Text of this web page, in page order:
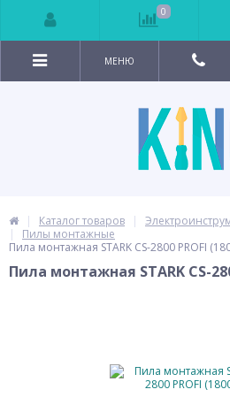
МЕНЮ
Каталог товаров
Пилы монтажные
Пила монтажная STARK CS-2800 PROFI
Пила монтажная STARK CS-
0